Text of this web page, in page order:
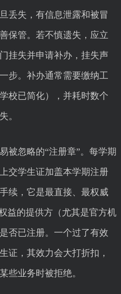
丢失，有信息泄露和被冒
保管。若不慎遗失，应立
挂失并申请补办，挂失声
步。补办通常需要缴纳工
校已简化），并耗时数个
。
被忽略的“注册章”。每学期
交学生证加盖本学期注册
续，它是最直接、最权威
益的提供方（尤其是官方机
否已注册。一个过了有效
证，其效力会大打折扣，
些业务时被拒绝。